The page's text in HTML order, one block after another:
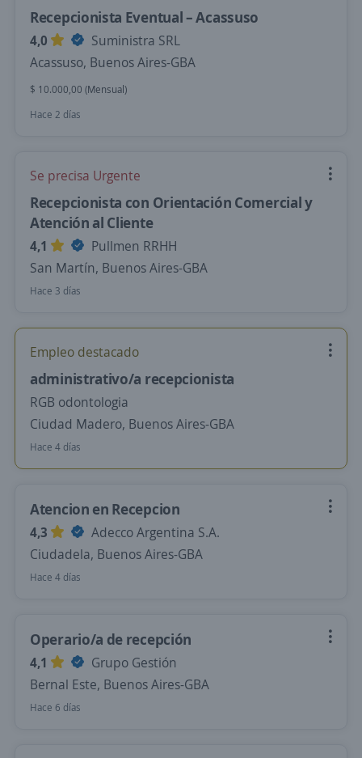
Recepcionista Eventual – Acassuso
4,0
Suministra SRL
Acassuso, Buenos Aires-GBA
$ 10.000,00 (Mensual)
Hace 2 días
Se precisa Urgente
Recepcionista con Orientación Comercial y
Atención al Cliente
4,1
Pullmen RRHH
San Martín, Buenos Aires-GBA
Hace 3 días
Empleo destacado
administrativo/a recepcionista
RGB odontologia
Ciudad Madero, Buenos Aires-GBA
Hace 4 días
Atencion en Recepcion
4,3
Adecco Argentina S.A.
Ciudadela, Buenos Aires-GBA
Hace 4 días
Operario/a de recepción
4,1
Grupo Gestión
Bernal Este, Buenos Aires-GBA
Hace 6 días